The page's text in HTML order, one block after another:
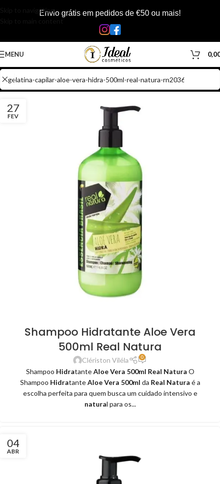
Skip to navigationEnvio grátis em pedidos de €50 ou mais!
MENU
27
FEV
Shampoo Hidratante Aloe Vera
500ml Real Natura
Clériston Viléla 0
Shampoo HidratanteAloe Vera 500ml Real Natura O
Shampoo HidratanteAloe Vera 500ml da Real Natura é a
escolha perfeita para quem busca um cuidado intensivo e
natural para os...
04
ABR